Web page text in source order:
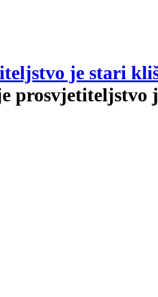
je stari
prosvjetiteljstvo